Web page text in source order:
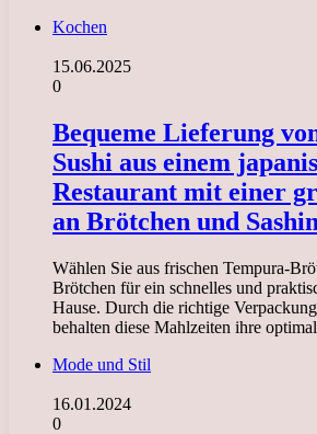
Kochen
15.06.2025
0
Bequeme Lieferung
Sushi aus einem
Restaurant mit einer
an Brötchen und
Wählen Sie aus frischen Tempura-
Brötchen für ein schnelles und
Hause. Durch die richtige
behalten diese Mahlzeiten ihre
Mode und Stil
16.01.2024
0